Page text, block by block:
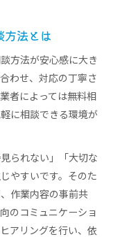
する仕組み
独自対応例
えるポイント
イント
依頼する方法
で大切な点
整理の流れ
サービス内容
サポート体制
の注意点
法とは
方法が安心感に大き
わせ、対応の丁寧さ
者によっては無料相
に相談できる環境が
られない」「大切な
やすいです。そのた
作業内容の事前共
のコミュニケーショ
アリングを行い、依